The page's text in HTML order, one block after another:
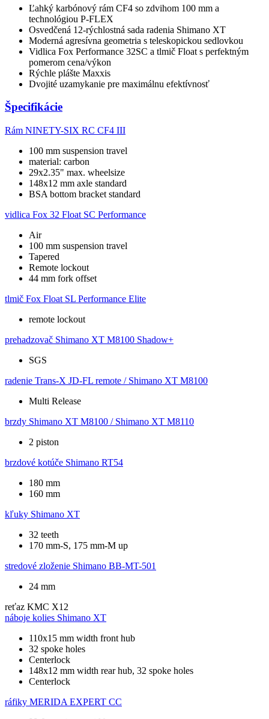
Ľahký karbónový rám CF4 so zdvihom 100 mm a
technológiou P-FLEX
Osvedčená 12-rýchlostná sada radenia Shimano XT
Moderná agresívna geometria s teleskopickou sedlovkou
Vidlica Fox Performance 32SC a tlmič Float s perfektným
pomerom cena/výkon
Rýchle plášte Maxxis
Dvojité uzamykanie pre maximálnu efektívnosť
Špecifikácie
Rám NINETY-SIX RC CF4 III
100 mm suspension travel
material: carbon
29x2.35" max. wheelsize
148x12 mm axle standard
BSA bottom bracket standard
vidlica Fox 32 Float SC Performance
Air
100 mm suspension travel
Tapered
Remote lockout
44 mm fork offset
tlmič Fox Float SL Performance Elite
remote lockout
prehadzovač Shimano XT M8100 Shadow+
SGS
radenie Trans-X JD-FL remote / Shimano XT M8100
Multi Release
brzdy Shimano XT M8100 / Shimano XT M8110
2 piston
brzdové kotúče Shimano RT54
180 mm
160 mm
kľuky Shimano XT
32 teeth
170 mm-S, 175 mm-M up
stredové zloženie Shimano BB-MT-501
24 mm
reťaz KMC X12
náboje kolies Shimano XT
110x15 mm width front hub
32 spoke holes
Centerlock
148x12 mm width rear hub, 32 spoke holes
Centerlock
ráfiky MERIDA EXPERT CC